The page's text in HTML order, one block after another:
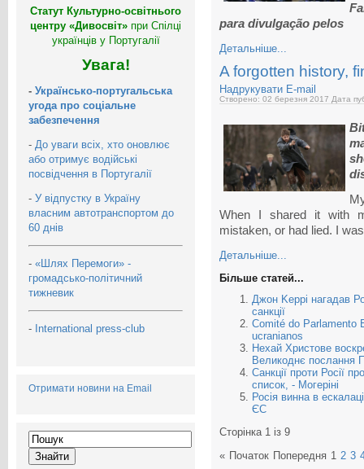
Статут Культурно-освітнього
центру «Дивосвіт» при Спілці
українців у Португалії
Увага!
- Українсько-португальська
угода про соціальне
забезпечення
- До уваги всіх, хто оновлює
або отримує водійські
посвідчення в Португалії
- У відпустку в Україну
власним автотранспортом до
60 днів
- «Шлях Перемоги» -
громадсько-політичний
тижневик
- International press-club
Отримати новини на Email
para divulgação pelos
Детальніше...
A forgotten history,
Надрукувати E-mail
Створено: 02 березня 2017 Дата
When I shared it with
mistaken, or had lied. I
Детальніше...
Більше статей...
Джон Kеррі нагадав
санкції
Comité do Parlamento
ucranianos
Нехай Христове
Великоднє послання
Cанкції проти Росії
список, - Могеріні
Росія винна в
ЄС
Сторінка 1 із 9
« Початок Попередня 1 2 3